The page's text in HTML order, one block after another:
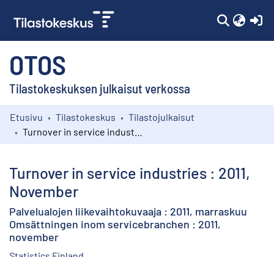
OTOS
Tilastokeskuksen julkaisut verkossa
Kokoelmat
Etusivu Tilastokeskus
Tilastojulkaisut
Turnover in service industries : 2011,
November
Palvelualojen liikevaihtokuvaaja : 2011, marraskuu
Omsättningen inom servicebranchen : 2011,
november